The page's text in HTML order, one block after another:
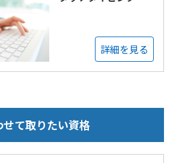
詳細を見る
て取りたい資格